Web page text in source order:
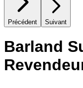
Précédent Suivant
Barland